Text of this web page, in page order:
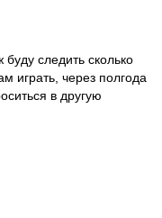
следить сколько
играть, через полгода
в другую